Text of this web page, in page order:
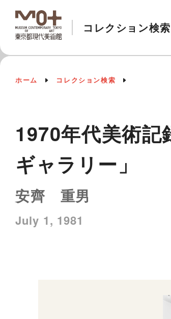
コレクション検索
ホーム コレクション検索
1970年代美術
ギャラリー」
安齊 重男
July 1, 1981